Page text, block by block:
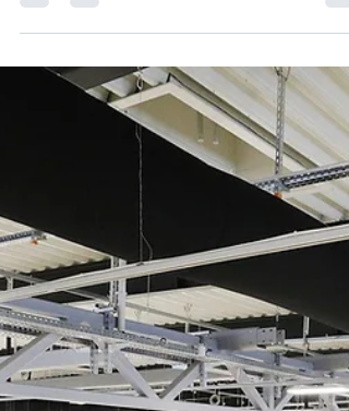
2026년 파리 공항 이용 가이드
리 여행을 준비하시는 분들이 가장 많이 이용하는
공항은 파리 샤를드골 공항(CDG)​과 파리 오를리
항(ORY)​입니다. 2026년 현재 파리 공항 보안검
에서는 기존의 액체류 100ml 규정이 적용되고 있
므로, 출국 전 미리 준비하시면 공항 이용이 훨씬
리합니다. ① 기내 반입 가능한 액체류 파리 공항에
서는 액체류, 젤, 에어로졸 제품을 다음 기준에 맞
준비해야 합니다. 용기 하나당 100ml 이하 모든
기는 1L 이하 투명 지퍼백 1개에 넣기 1인당 지퍼
개 허용 화장품, 로션, 향수, 치약, 선크림, 젤, 스프
레이도 액체류에 포함 100ml를 초과하는 액체류
위탁수하물에 넣는 것이 안전합니다. ② 기내에 가
지고 갈 수 있는 물품 일반적으로 다음 물품은 기
반입이 가능합니다. 노트북 태블릿 카메라 휴대전
보조배터리 전기면도기 고데기 우산 알약 형태의